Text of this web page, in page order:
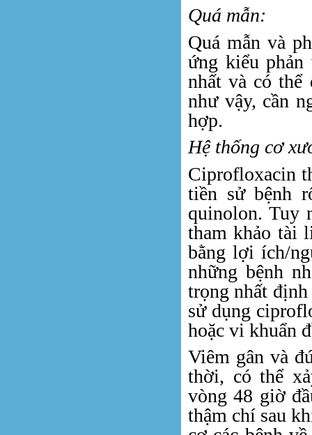
Quá mẫn:
Quá mẫn và
ứng kiểu
nhất và có thể
như vậy, cần
hợp.
Hệ thống cơ
Ciprofloxacin
tiền sử bệnh
quinolon. Tuy
tham khảo tài
bằng lợi ích/
những bệnh
trọng nhất
sử dụng
hoặc vi khuẩn
Viêm gân và
thời, có thể
vòng 48 giờ
thậm chí sau